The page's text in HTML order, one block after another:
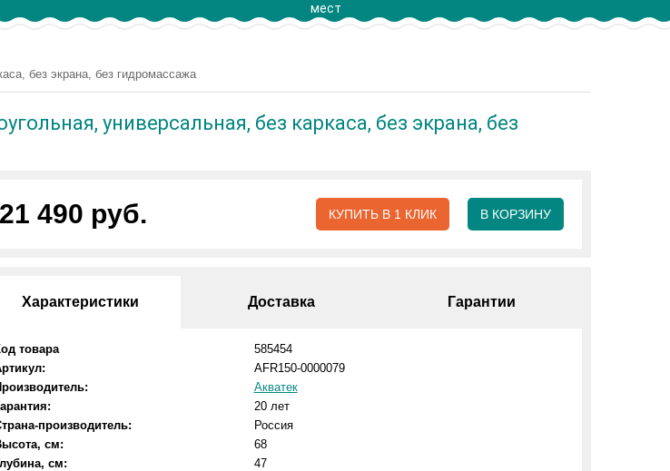
мест
без экрана, без гидромассажа
универсальная, без каркаса, без экрана, без
21 490 руб. КУПИТЬ В 1 КЛИК В КОРЗИНУ
Характеристики Доставка Гарантии
товара
585454
AFR150-0000079
Акватек
20 лет
производитель:
Россия
см:
68
см:
47